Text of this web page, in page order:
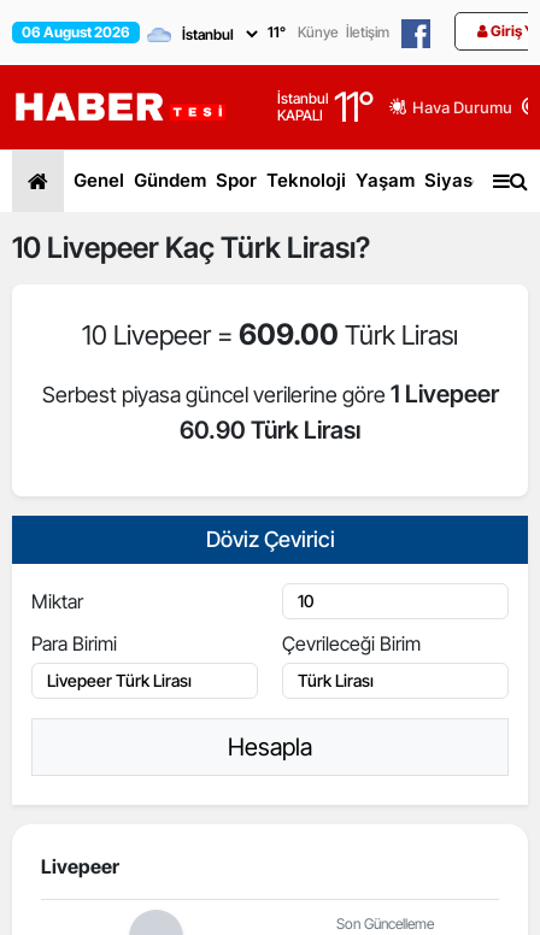
06 August 2026 11° Künye İletişim Giriş
İstanbul
KAPALI
11° Hava Durumu
Genel Gündem Spor Teknoloji Yaşam Siyaset
10 Livepeer Kaç Türk Lirası?
10 Livepeer = 609.00 Türk Lirası
Serbest piyasa güncel verilerine göre 1 Livepeer
60.90 Türk Lirası
Döviz Çevirici
Miktar
Para Birimi
Çevrileceği Birim
Hesapla
Livepeer
Son Güncelleme